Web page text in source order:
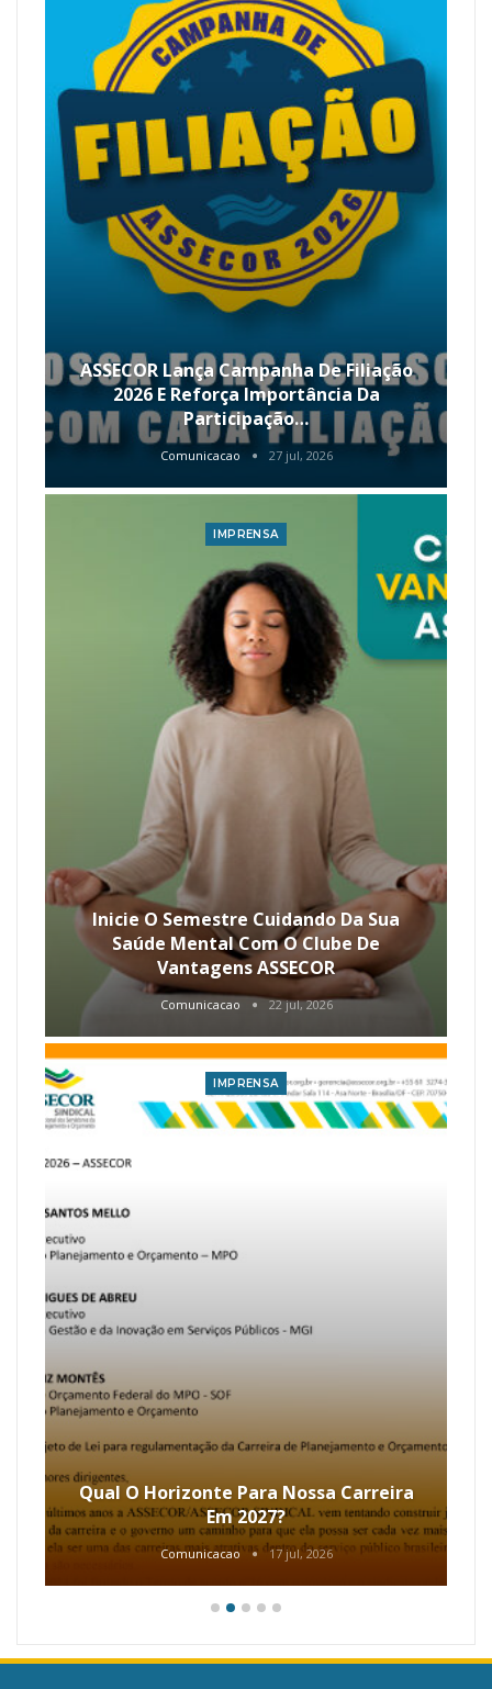
ASSECOR Lança Campanha De Filiação
2026 E Reforça Importância Da
Participação…
Comunicacao 27 jul, 2026
IMPRENSA
Inicie O Semestre Cuidando Da Sua
Saúde Mental Com O Clube De
Vantagens ASSECOR
Comunicacao 22 jul, 2026
IMPRENSA
Qual O Horizonte Para Nossa Carreira
Em 2027?
Comunicacao 17 jul, 2026